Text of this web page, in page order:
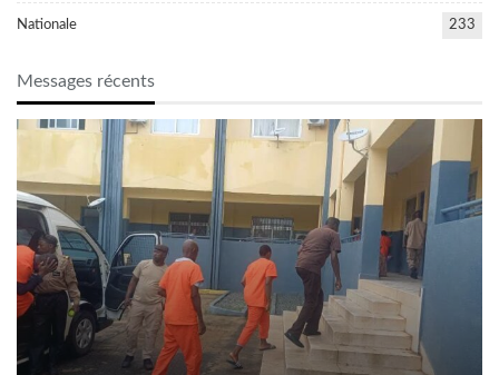
Nationale 233
Messages récents